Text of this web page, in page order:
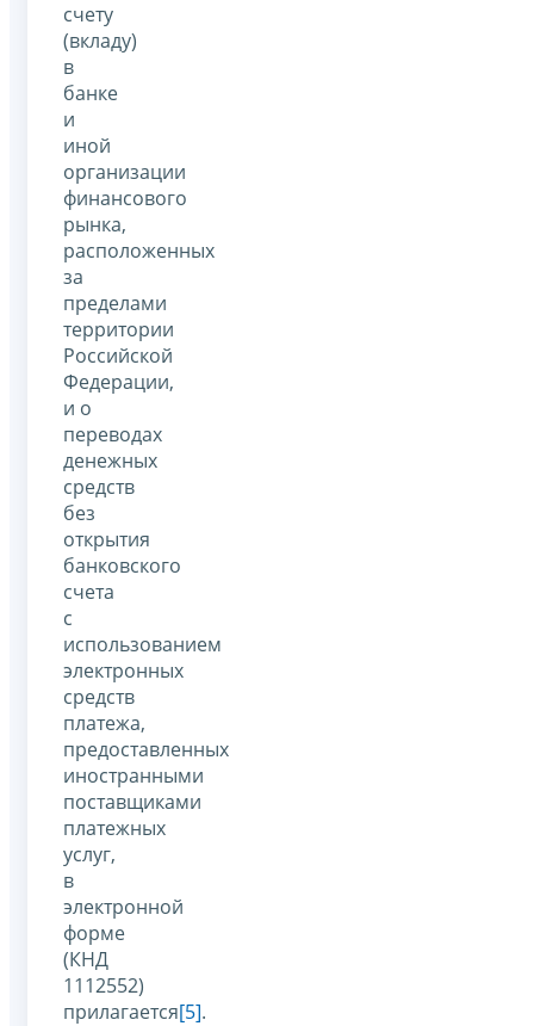
счету
(вкладу)
в
банке
и
иной
организации
финансового
рынка,
расположенных
за
пределами
территории
Российской
Федерации,
и о
переводах
денежных
средств
без
открытия
банковского
счета
с
использованием
электронных
средств
платежа,
предоставленных
иностранными
поставщиками
платежных
услуг,
в
электронной
форме
(КНД
1112552)
прилагается[5].